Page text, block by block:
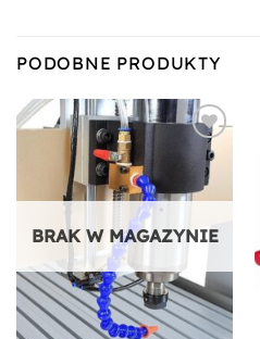
PODOBNE PRODUKTY
Dodaj do
ulubionych
BRAK W MAGAZYNIE